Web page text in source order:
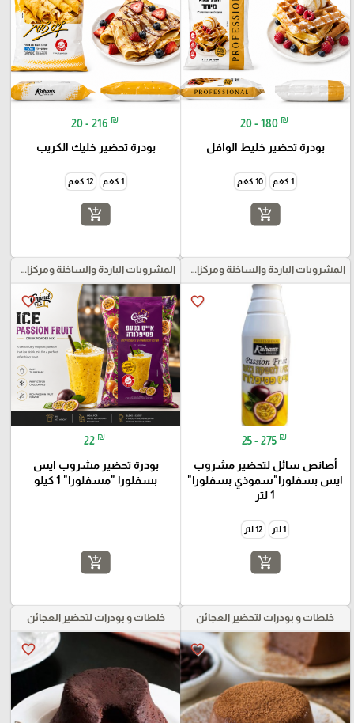
20 - 180 ₪
بودرة تحضير خليط الوافل
1 كغم 10 كغم
add_shopping_cart
20 - 216 ₪
بودرة تحضير خليك الكريب
1 كغم 12 كغم
add_shopping_cart
المشروبات الباردة والساخنة ومركزات الموهيتو
favorite_border
25 - 275 ₪
أصانص سائل لتحضير مشروب
ايس بسفلورا"سموذي بسفلورا"
1 لتر
1 لتر 12 لتر
add_shopping_cart
المشروبات الباردة والساخنة ومركزات الموهيتو
favorite_border
22 ₪
بودرة تحضير مشروب ايس
بسفلورا "مسفلورا" 1 كيلو
add_shopping_cart
خلطات و بودرات لتحضير العجائن
favorite_border
خلطات و بودرات لتحضير العجائن
favorite_border